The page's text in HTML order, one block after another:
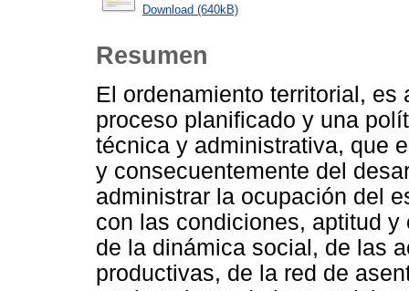
Download (640kB)
Resumen
El ordenamiento territorial, es
proceso planificado y una
técnica y administrativa, que
y consecuentemente del
administrar la ocupación del
con las condiciones, aptitud
de la dinámica social, de las
productivas, de la red de